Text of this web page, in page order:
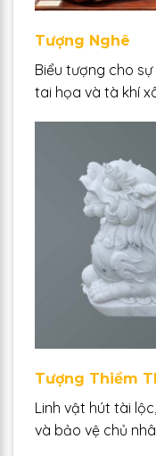
Tượng Nghê
Biểu tượng cho
tai họa và tà khí
Tượng Thiềm
Linh vật hút tài
và bảo vệ chủ